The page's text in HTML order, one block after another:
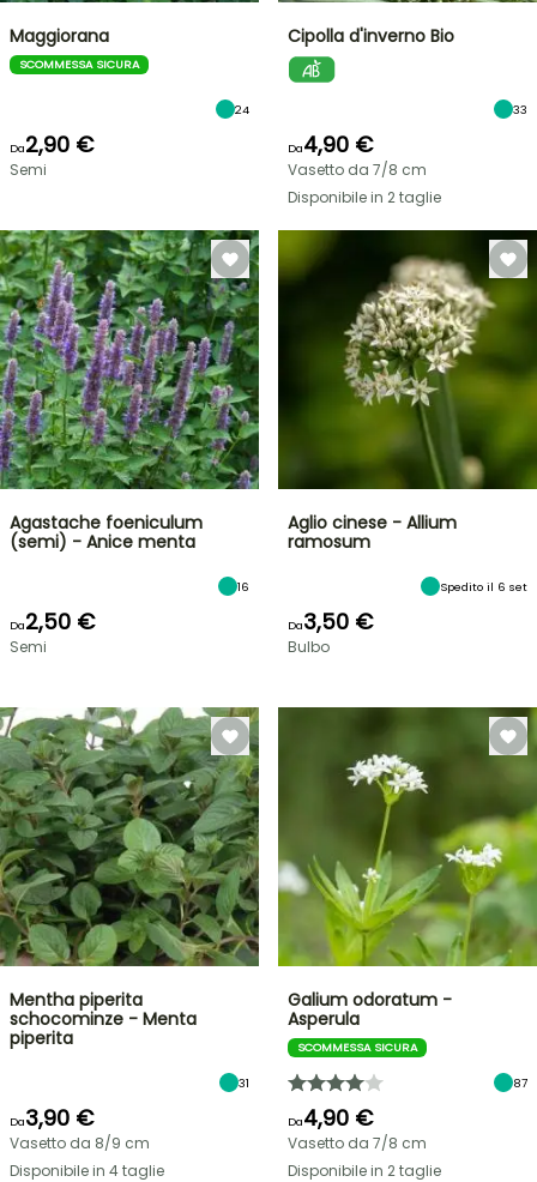
Maggiorana
SCOMMESSA SICURA
24
Da2,90 €
Semi
Cipolla d'inverno Bio
33
Da4,90 €
Vasetto da 7/8 cm
Disponibile in 2 taglie
Agastache foeniculum
(semi) - Anice menta
16
Da2,50 €
Semi
Aglio cinese - Allium
ramosum
Spedito il 6 set
Da3,50 €
Bulbo
Mentha piperita
schocominze - Menta
piperita
31
Da3,90 €
Vasetto da 8/9 cm
Disponibile in 4 taglie
Galium odoratum -
Asperula
SCOMMESSA SICURA
87
Da4,90 €
Vasetto da 7/8 cm
Disponibile in 2 taglie